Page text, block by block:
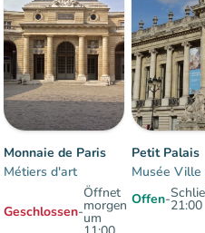
Monnaie de Paris
Métiers d'art
Geschlossen-
Öffnet
morgen
um
Petit Palais
Musée Ville
Offen-21:00